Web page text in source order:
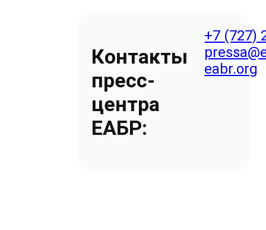
Контакты
пресс-
центра
ЕАБР:
+7 (727)
eabr.org